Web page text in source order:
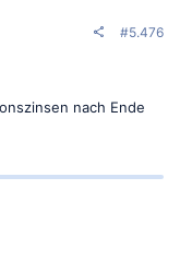
#5.476
nach Ende